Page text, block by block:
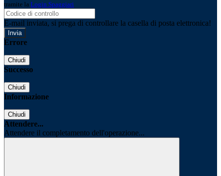
tramite la Login Spaggiari
E-mail inviata, si prega di controllare la casella di posta elettronica!
Errore
Chiudi
Successo
Chiudi
Informazione
Chiudi
Attendere...
Attendere il completamento dell'operazione...